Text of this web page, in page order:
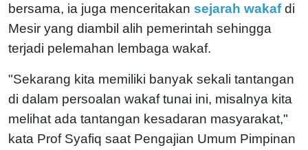
bersama, ia juga menceritakan sejarah wakafdi
Mesir yang diambil alih pemerintah sehingga
terjadi pelemahan lembaga wakaf.
"Sekarang kita memiliki banyak sekali tantangan
di dalam persoalan wakaf tunai ini, misalnya kita
melihat ada tantangan kesadaran masyarakat,"
kata Prof Syafiq saat Pengajian Umum Pimpinan